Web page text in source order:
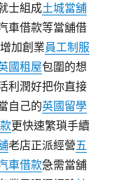
士組成土城當舖
車借款等當舖借
加創業員工制服
國租屋包圍的想
利潤好把你直接
自己的英國留學
更快速繁瑣手續
老店正派經營五
車借款急需當舖